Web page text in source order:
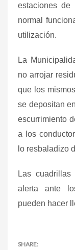
estaciones de
normal
utilización.
La
no arrojar
que los
se depositan
escurrimiento
a los
lo resbaladizo
Las
alerta ante
pueden hacer